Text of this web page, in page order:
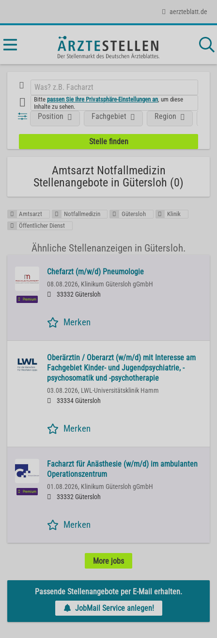
aerzteblatt.de
Bittepassen Sie Ihre Privatsphäre-Einstellungen an , um diese
Inhalte zu sehen.
Position Fachgebiet Region
Amtsarzt Notfallmedizin
Stellenangebote in Gütersloh (0)
Amtsarzt Notfallmedizin Gütersloh
Klinik
Öffentlicher Dienst
Ähnliche Stellenanzeigen in Gütersloh.
Premium
Chefarzt (m/w/d) Pneumologie
08.08.2026, Klinikum Gütersloh gGmbH
33332 Gütersloh
Merken
Oberärztin / Oberarzt (w/m/d) mit Interesse am
Fachgebiet Kinder- und Jugendpsychiatrie, -
psychosomatik und -psychotherapie
03.08.2026, LWL-Universitätsklinik Hamm
33334 Gütersloh
Merken
Premium
Facharzt für Anästhesie (w/m/d) im ambulanten
Operationszentrum
01.08.2026, Klinikum Gütersloh gGmbH
33332 Gütersloh
Merken
More jobs
Passende Stellenangebote per E-Mail erhalten.
JobMail Service anlegen!